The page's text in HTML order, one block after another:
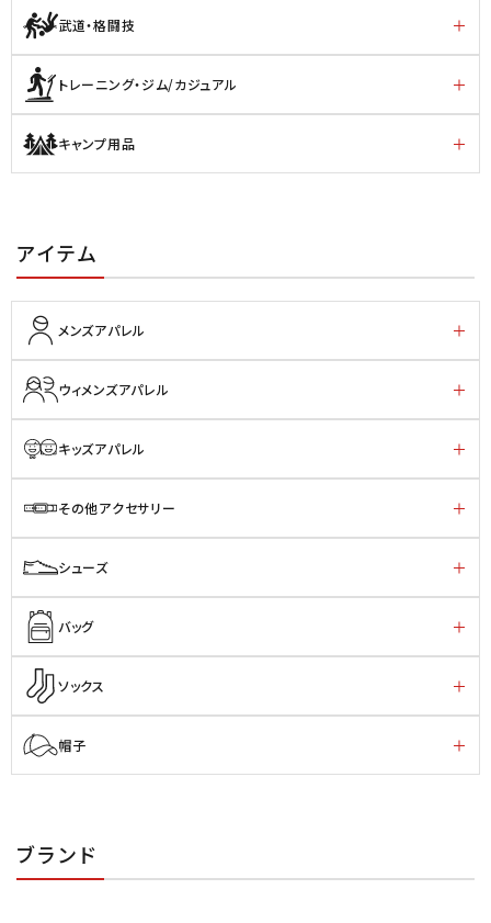
武道・格闘技
トレーニング・ジム/カジュアル
キャンプ用品
アイテム
メンズアパレル
ウィメンズアパレル
キッズアパレル
その他アクセサリー
シューズ
バッグ
ソックス
帽子
ブランド